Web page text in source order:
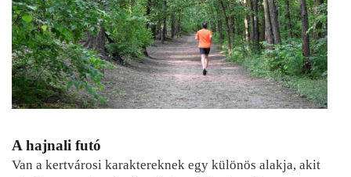
A hajnali futó
Van a kertvárosi karaktereknek egy különös alakja, akit